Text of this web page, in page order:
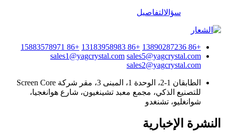
سؤالالتفاصيل
+86 13890287236
+86 13183958983
+86 15883578971
sales1@yagcrystal.com sales5@yagcrystal.com
sales2@yagcrystal.com
الطابقان 1-2، الوحدة 1، المبنى 3، مقر شركة Screen Core
للتصنيع الذكي، مجمع معبد تشينغيون، شارع هوانغجيا،
شوانغليو، تشنغدو
النشرة الإخبارية